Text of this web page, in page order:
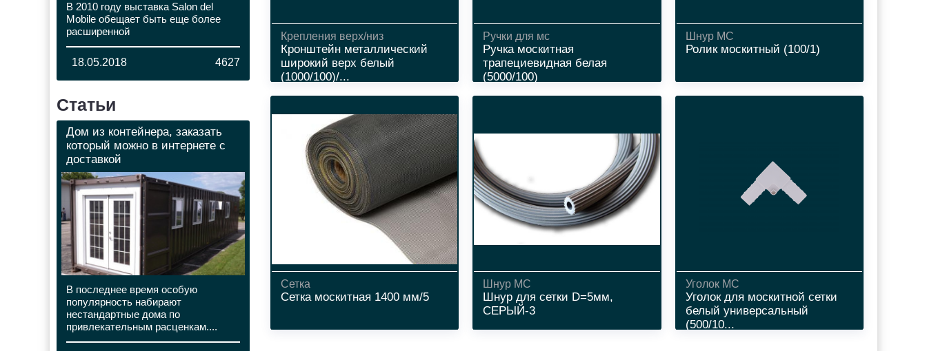
В 2010 году выставка Salon del
Mobile обещает быть еще более
расширенной
18.05.2018 4627
Статьи
Дом из контейнера, заказать
который можно в интернете с
доставкой
В последнее время особую
популярность набирают
нестандартные дома по
привлекательным расценкам....
Крепления верх/низ
Кронштейн металлический
широкий верх белый
(1000/100)/...
Ручки для мс
Ручка москитная
трапециевидная белая
(5000/100)
Шнур МС
Ролик москитный (100/1)
Сетка
Сетка москитная 1400 мм/5
Шнур МС
Шнур для сетки D=5мм,
СЕРЫЙ-3
Уголок МС
Уголок для москитной сетки
белый универсальный
(500/10...